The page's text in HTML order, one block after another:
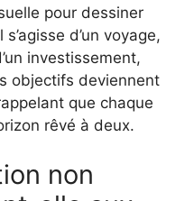
pour dessiner
d’un voyage,
investissement,
objectifs deviennent
que chaque
rêvé à deux.
non